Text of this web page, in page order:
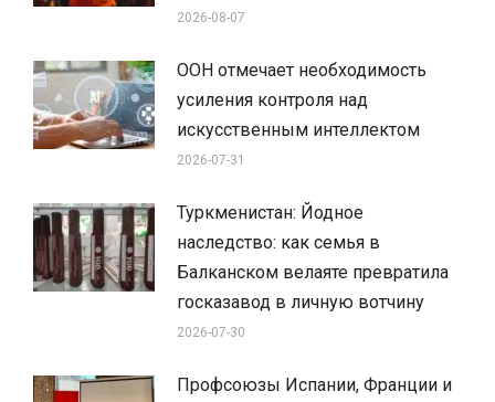
2026-08-07
ООН отмечает необходимость
усиления контроля над
искусственным интеллектом
2026-07-31
Туркменистан: Йодное
наследство: как семья в
Балканском велаяте превратила
госказавод в личную вотчину
2026-07-30
Профсоюзы Испании, Франции и